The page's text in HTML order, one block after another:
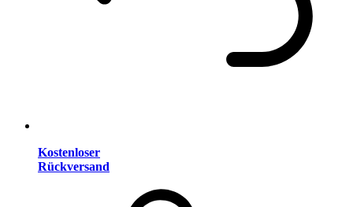
Kostenloser
Rückversand